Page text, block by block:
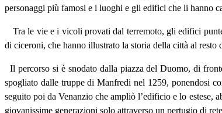
personaggi più famosi e i luoghi e gli edifici che li hanno
Tra le vie e i vicoli provati dal terremoto, gli edifici
di ciceroni, che hanno illustrato la storia della città al resto
Il percorso si è snodato dalla piazza del Duomo, di
spogliato dalle truppe di Manfredi nel 1259, ponendosi
seguito poi da Venanzio che ampliò l’edificio e lo estese,
giovanissime generazioni solo attraverso un pertugio di